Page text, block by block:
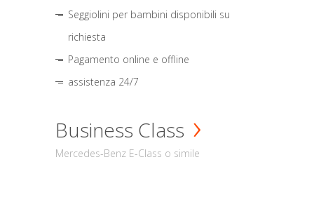
Seggiolini per bambini disponibili su
richiesta
Pagamento online e offline
assistenza 24/7
Business Class
Mercedes-Benz E-Class o simile